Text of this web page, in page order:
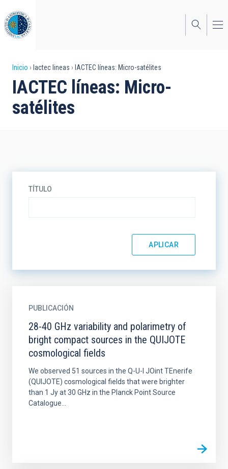
al
contenido
principal
Sobrescribir
enlaces
de
Inicio Iactec lineas IACTEC líneas: Micro-satélites
IACTEC líneas: Micro-
satélites
TÍTULO
PUBLICACIÓN
28-40 GHz variability and polarimetry of
bright compact sources in the QUIJOTE
cosmological fields
We observed 51 sources in the Q-U-I JOint TEnerife
(QUIJOTE) cosmological fields that were brighter
than 1 Jy at 30 GHz in the Planck Point Source
Catalogue...